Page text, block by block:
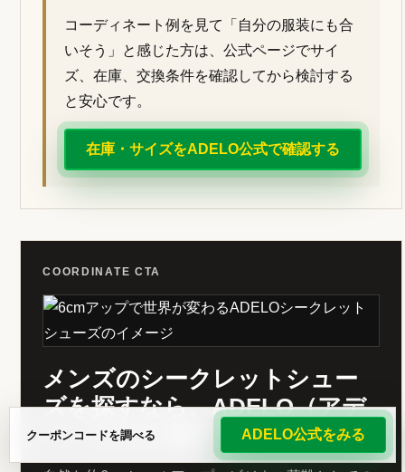
コーディネート例を見て「自分の服装にも合
いそう」と感じた方は、公式ページでサイ
ズ、在庫、交換条件を確認してから検討する
と安心です。
在庫・サイズをADELO公式で確認する
COORDINATE CTA
メンズのシークレットシュー
ズを探すなら、ADELO（アデ
ロ）公式も確認。
クーポンコードを調べる ADELO公式をみる